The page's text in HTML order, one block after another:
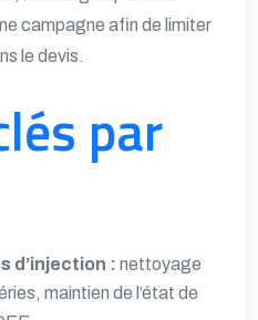
campagne afin de limiter
le devis.
par
d’injection : nettoyage
maintien de l’état de